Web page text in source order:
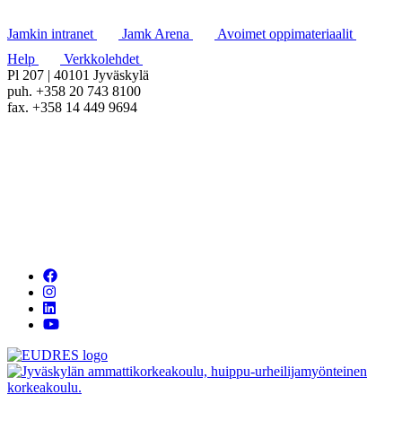
Jamkin intranet Jamk Arena
Avoimet oppimateriaalit
Help
Verkkolehdet
Pl 207 | 40101 Jyväskylä
puh. +358 20 743 8100
fax. +358 14 449 9694